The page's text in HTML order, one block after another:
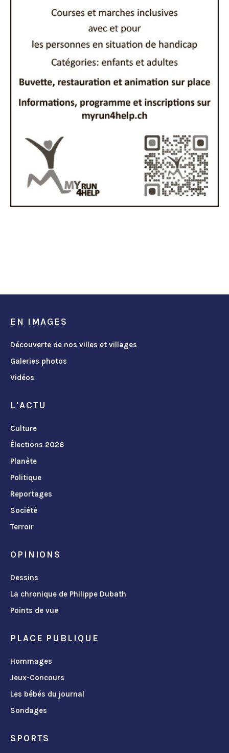
EN IMAGES
Découverte de nos villes et villages
Galeries photos
Vidéos
L'ACTU
Culture
Élections 2026
Planète
Politique
Reportages
Société
Terroir
OPINIONS
Dessins
La chronique de Philippe Dubath
Points de vue
PLACE PUBLIQUE
Hommages
Jeux-Concours
Les bébés du journal
Sondages
SPORTS